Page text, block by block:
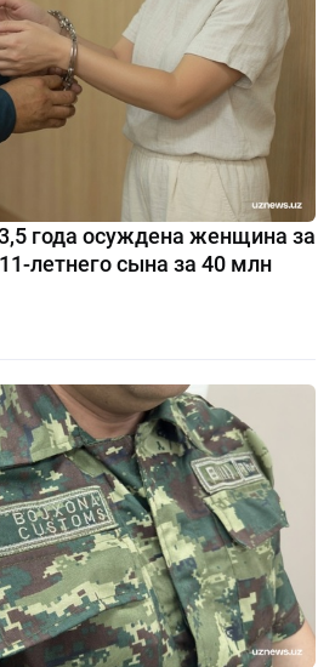
года осуждена женщина за
летнего сына за 40 млн